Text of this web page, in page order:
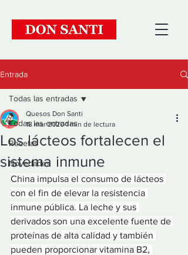
Entrada
Todas las entradas
Recetas
Novedades
Todas las entradas
Los lácteos fortalecen el
sistema inmune
Quesos Don Santi
18 mar 2020 1 min de lectura
China impulsa el consumo de lácteos
con el fin de elevar la resistencia
inmune pública. La leche y sus
derivados son una excelente fuente de
proteínas de alta calidad y también
pueden proporcionar vitamina B2,